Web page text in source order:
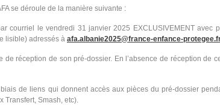
se déroule de la manière suivante :
courriel le vendredi 31 janvier 2025 EXCLUSIVEMENT avec
lisible) adressés à afa.albanie2025@france-enfance-
réception de son pré-dossier. En l’absence de réception de
de liens qui donnent accès aux pièces du pré-dossier
Transfert, Smash, etc).